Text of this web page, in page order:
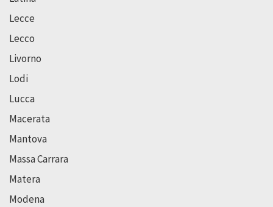
Lecce
Lecco
Livorno
Lodi
Lucca
Macerata
Mantova
Massa Carrara
Matera
Modena